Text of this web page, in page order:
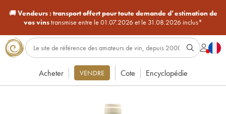
🚚Vendeurs : transport offert pour toute demande d’estimation de
vos vinstransmise entre le 01.07.2026 et le 31.08.2026 inclus*
Acheter VENDRE Cote Encyclopédie